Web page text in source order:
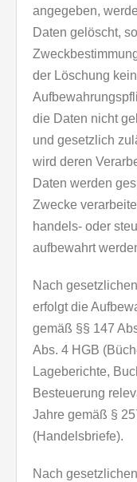
angegeben,
Daten gelöscht,
der Löschung
die Daten nicht
und gesetzlich
wird deren
Daten werden
Zwecke
handels- oder
aufbewahrt
Nach
erfolgt die
gemäß §§ 147
Abs. 4 HGB
Lageberichte,
Besteuerung
Jahre gemäß §
(Handelsbriefe).
Nach